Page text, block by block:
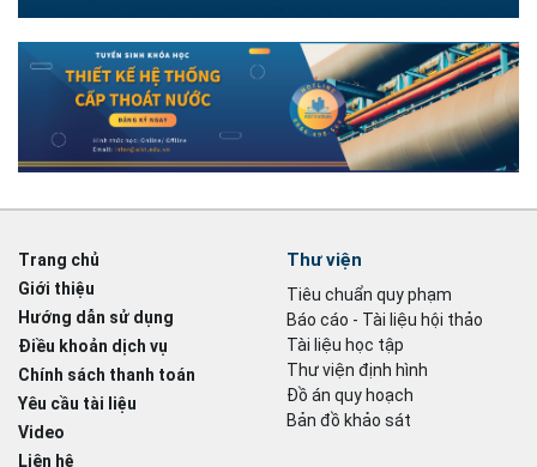
Trang chủ
Giới thiệu
Hướng dẫn sử dụng
Điều khoản dịch vụ
Chính sách thanh toán
Yêu cầu tài liệu
Video
Liên hệ
Thư viện
Tiêu chuẩn quy phạm
Báo cáo - Tài liệu hội thảo
Tài liệu học tập
Thư viện định hình
Đồ án quy hoạch
Bản đồ khảo sát